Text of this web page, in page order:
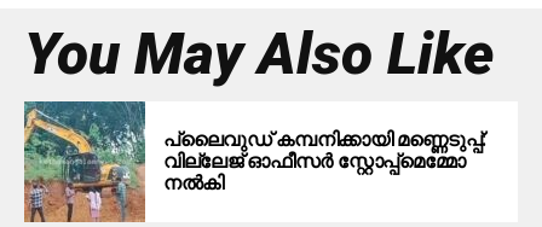
You May Also Like
പ്ലൈവുഡ് കമ്പനിക്കായി മണ്ണെടുപ്പ്:
വില്ലേജ് ഓഫീസർ സ്റ്റോപ്പ്മെമ്മോ
നൽകി